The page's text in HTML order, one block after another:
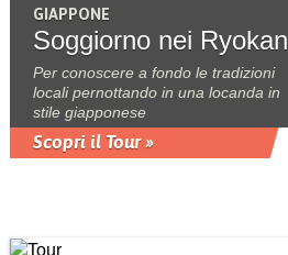
GIAPPONE
Soggiorno nei Ryokan
Per conoscere a fondo le tradizioni
locali pernottando in una locanda in
stile giapponese
Scopri il Tour »